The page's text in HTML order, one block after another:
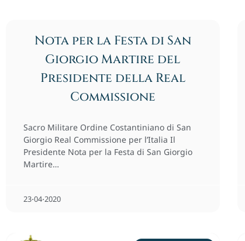
Nota per la Festa di San
Giorgio Martire del
Presidente della Real
Commissione
Sacro Militare Ordine Costantiniano di San
Giorgio Real Commissione per l’Italia Il
Presidente Nota per la Festa di San Giorgio
Martire…
23⋅04⋅2020